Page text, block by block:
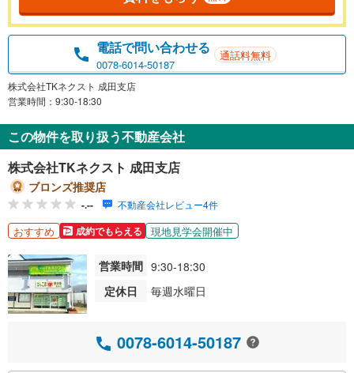
電話で問い合わせる
0078-6014-50187
通話料無料
株式会社TKネクスト 成田支店
営業時間：9:30-18:30
この物件を取り扱う不動産会社
株式会社TKネクスト 成田支店
ブロンズ推奨店
-.-- 不動産会社レビュー4件
おすすめ 成約でもらえる 現地見学会開催中
営業時間 9:30-18:30
定休日
毎週水曜日
0078-6014-50187